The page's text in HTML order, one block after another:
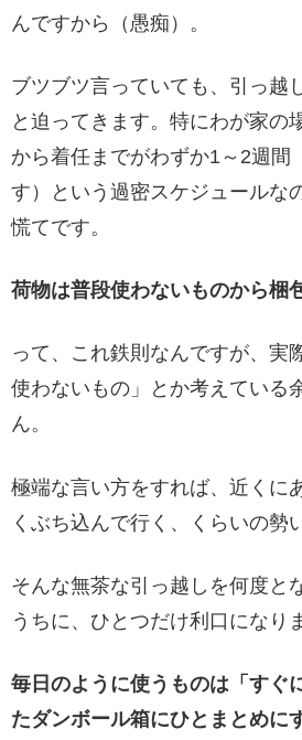
んですから（愚痴）。
ブツブツ言っていても、引っ越
と迫ってきます。特にわが家の
から着任までがわずか1～2週間
す）という過密スケジュールな
慌てです。
荷物は普段使わないものから梱
って、これ鉄則なんですが、実
使わないもの」とか考えている
ん。
極端な言い方をすれば、近くに
くぶち込んで行く、くらいの勢
そんな無茶な引っ越しを何度と
うちに、ひとつだけ利口になり
毎日のように使うものは「すぐ
たダンボール箱にひとまとめに